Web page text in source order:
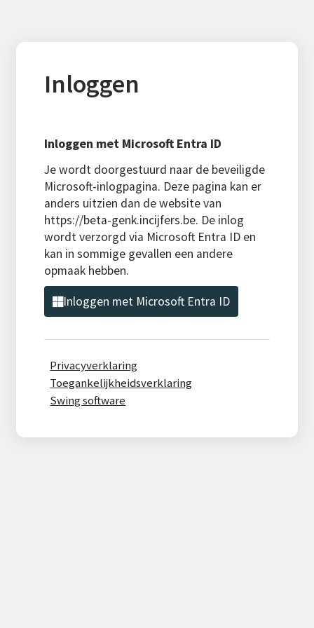
Inloggen
Inloggen met Microsoft Entra ID
Je wordt doorgestuurd naar de beveiligde
Microsoft-inlogpagina. Deze pagina kan er
anders uitzien dan de website van
https://beta-genk.incijfers.be. De inlog
wordt verzorgd via Microsoft Entra ID en
kan in sommige gevallen een andere
opmaak hebben.
Inloggen met Microsoft Entra ID
Privacyverklaring
Toegankelijkheidsverklaring
Swing software